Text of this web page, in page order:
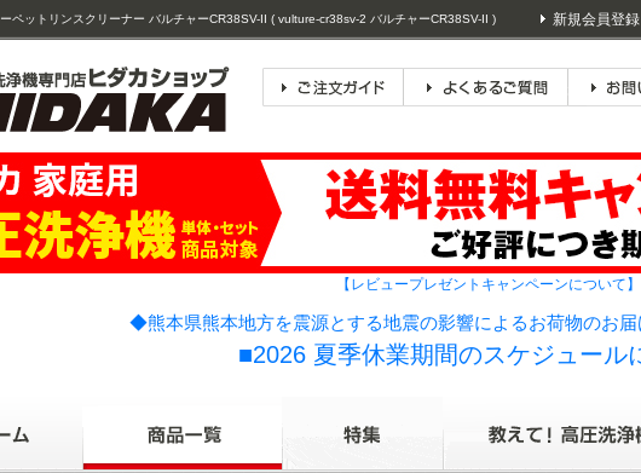
ペットリンスクリーナー バルチャーCR38SV-II ( vulture-cr38sv-2 バルチャーCR38SV-II ) 新規会員登録
【レビュープレゼントキャンペーンについて】
◆熊本県熊本地方を震源とする地震の影響によるお荷物のお
■2026 夏季休業期間のスケジュール